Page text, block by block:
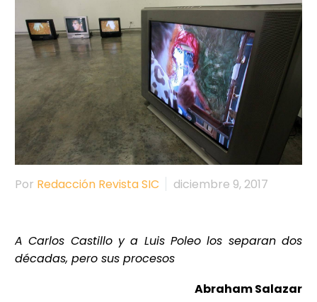
Por Redacción Revista SIC diciembre 9, 2017
A Carlos Castillo y a Luis Poleo los separan dos
décadas, pero sus procesos
Abraham Salazar